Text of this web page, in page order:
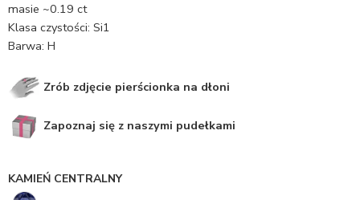
masie ~0.19 ct
Klasa czystości: Si1
Barwa: H
Zrób zdjęcie pierścionka na dłoni
Zapoznaj się z naszymi pudełkami
KAMIEŃ CENTRALNY